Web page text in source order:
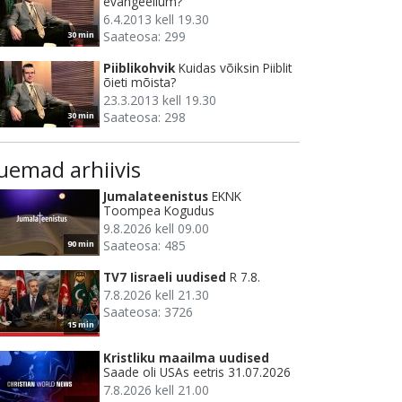
30 min
6.4.2013 kell 19.30
Saateosa: 299
30 min
Piiblikohvik Kuidas võiksin Piiblit
õieti mõista?
23.3.2013 kell 19.30
Saateosa: 298
arhiivis
90 min
Jumalateenistus EKNK
Toompea Kogudus
9.8.2026 kell 09.00
Saateosa: 485
15 min
TV7 Iisraeli uudised R 7.8.
7.8.2026 kell 21.30
Saateosa: 3726
Kristliku maailma uudised
Saade oli USAs eetris 31.07.2026
7.8.2026 kell 21.00